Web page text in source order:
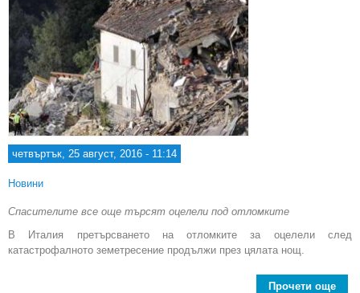
четвъртък, 25 август, 2016 - 11:14
Новини
Спасителите все още търсят оцелели под отломките
В Италия претърсването на отломките за оцелели след
катастрофалното земетресение продължи през цялата нощ.
Прочети още